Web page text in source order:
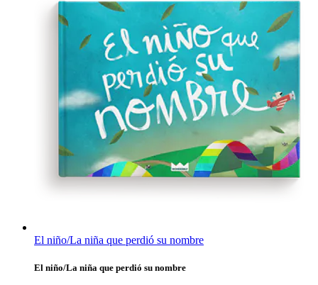
El niño/La niña que perdió su nombre
El niño/La niña que perdió su nombre